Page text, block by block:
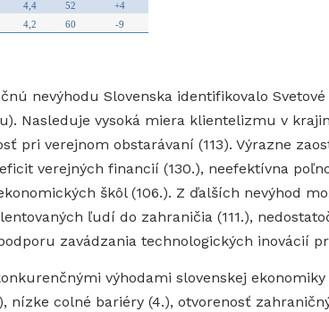
4,4 52
+4
4,2 60 -9
nevýhodu Slovenska identifikovalo
Nasleduje vysoká miera klientelizmu v
pri verejnom obstarávaní (113). Výrazne
verejných financií (130.), neefektívna
škôl (106.). Z ďalších nevýhod
ľudí do zahraničia (111.),
zavádzania technologických inovácií
výhodami slovenskej
nízke colné bariéry (4.), otvorenosť